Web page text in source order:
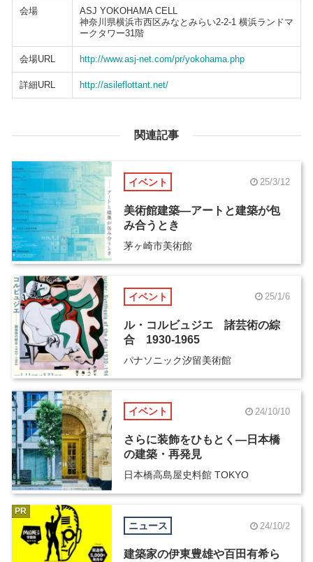
会場
ASJ YOKOHAMA CELL
神奈川県横浜市西区みなとみらい2-2-1 横浜ランドマ
ークタワー31階
会場URL http://www.asj-net.com/pr/yokohama.php
詳細URL http://asileflottant.net/
関連記事
イベント 25/3/12
美術館建築―アートと建築が包
み合うとき
茅ヶ崎市美術館
イベント 25/1/6
ル・コルビュジエ 諸芸術の綜
合 1930-1965
パナソニック汐留美術館
イベント 24/10/10
さらに装飾をひもとく―日本橋
の建築・再発見
日本橋高島屋史料館 TOKYO
ニュース 24/10/2
建築家の伊東豊雄や百田有希ら
PR